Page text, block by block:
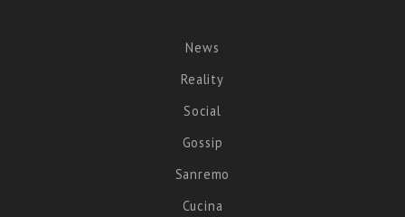
News
Reality
Social
Gossip
Sanremo
Cucina